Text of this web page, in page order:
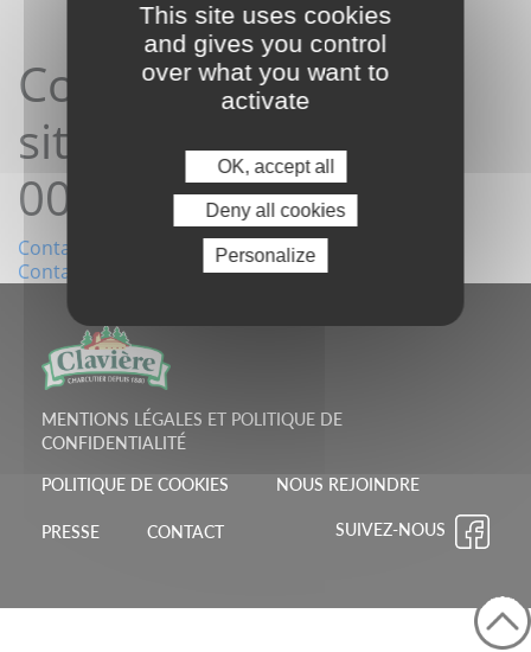
Contact depuis le
site03/07/2022
00:13:34
Navigation
l’article
Contact depuis le site14/06/2022 17:52:56
Contact depuis le site04/07/2022 05:24:46
MENTIONS LÉGALES ET POLITIQUE DE
CONFIDENTIALITÉ
POLITIQUE DE COOKIES NOUS REJOINDRE
PRESSE CONTACT SUIVEZ-NOUS
This site uses cookies
and gives you control
over what you want to
activate
OK, accept all
Deny all cookies
Personalize